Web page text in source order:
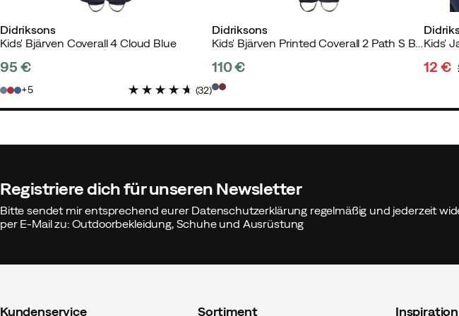
Didriksons
Kids' Bjärven Coverall 4 Cloud Blue
95 €
5 (32)
Didriksons
Kids' Bjärven Printed Coverall 2 Path S Blue
price
110 €
Kids'
12 €
Registriere dich für unseren Newsletter
Bitte sendet mir entsprechend eurer Datenschutzerklärung regelmäßig und jederzeit
per E-Mail zu: Outdoorbekleidung, Schuhe und Ausrüstung
Kundenservice Sortiment Inspiration